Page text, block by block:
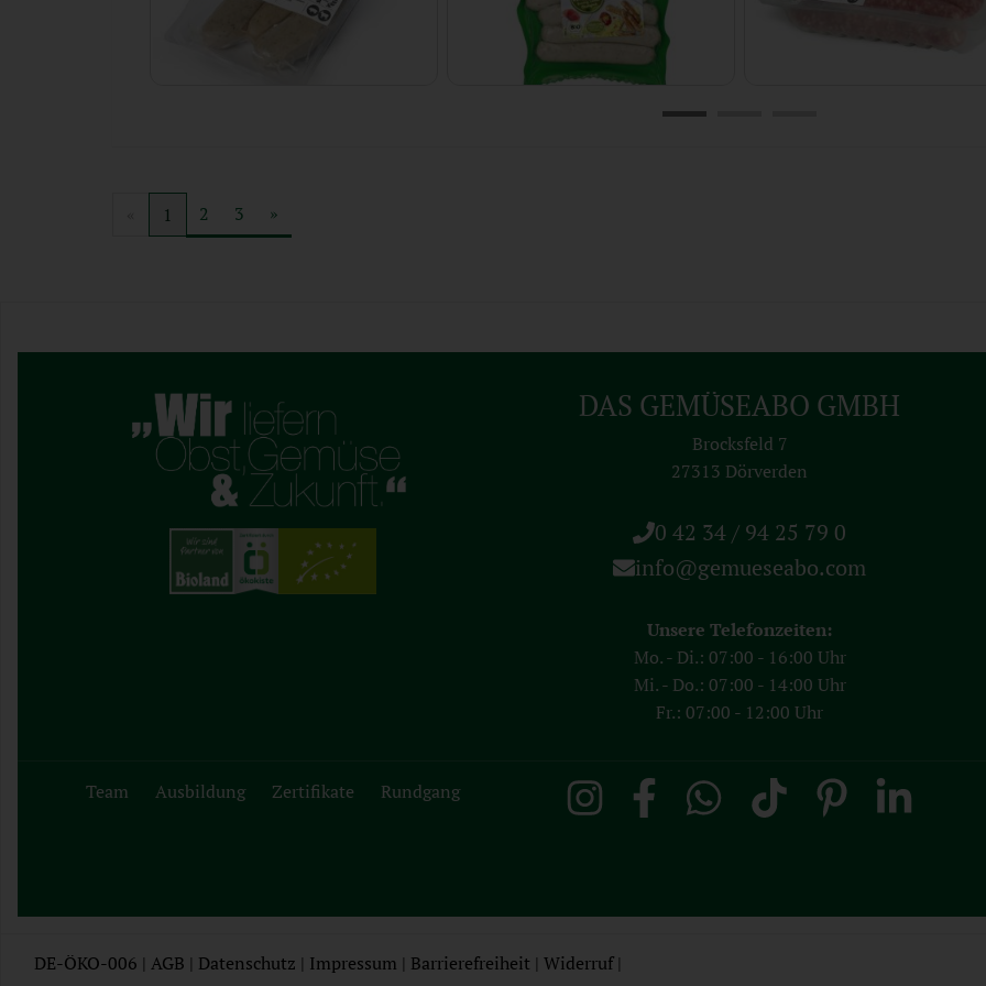
1 2 3 »
DAS GEMÜSEABO GMBH
Brocksfeld 7
27313 Dörverden
0 42 34 / 94 25 79 0
info@gemueseabo.com
Unsere Telefonzeiten:
Mo. - Di.: 07:00 - 16:00 Uhr
Mi. - Do.: 07:00 - 14:00 Uhr
Fr.: 07:00 - 12:00 Uhr
Team Ausbildung Zertifikate Rundgang
DE-ÖKO-006 | AGB | Datenschutz | Impressum | Barrierefreiheit | Widerruf|